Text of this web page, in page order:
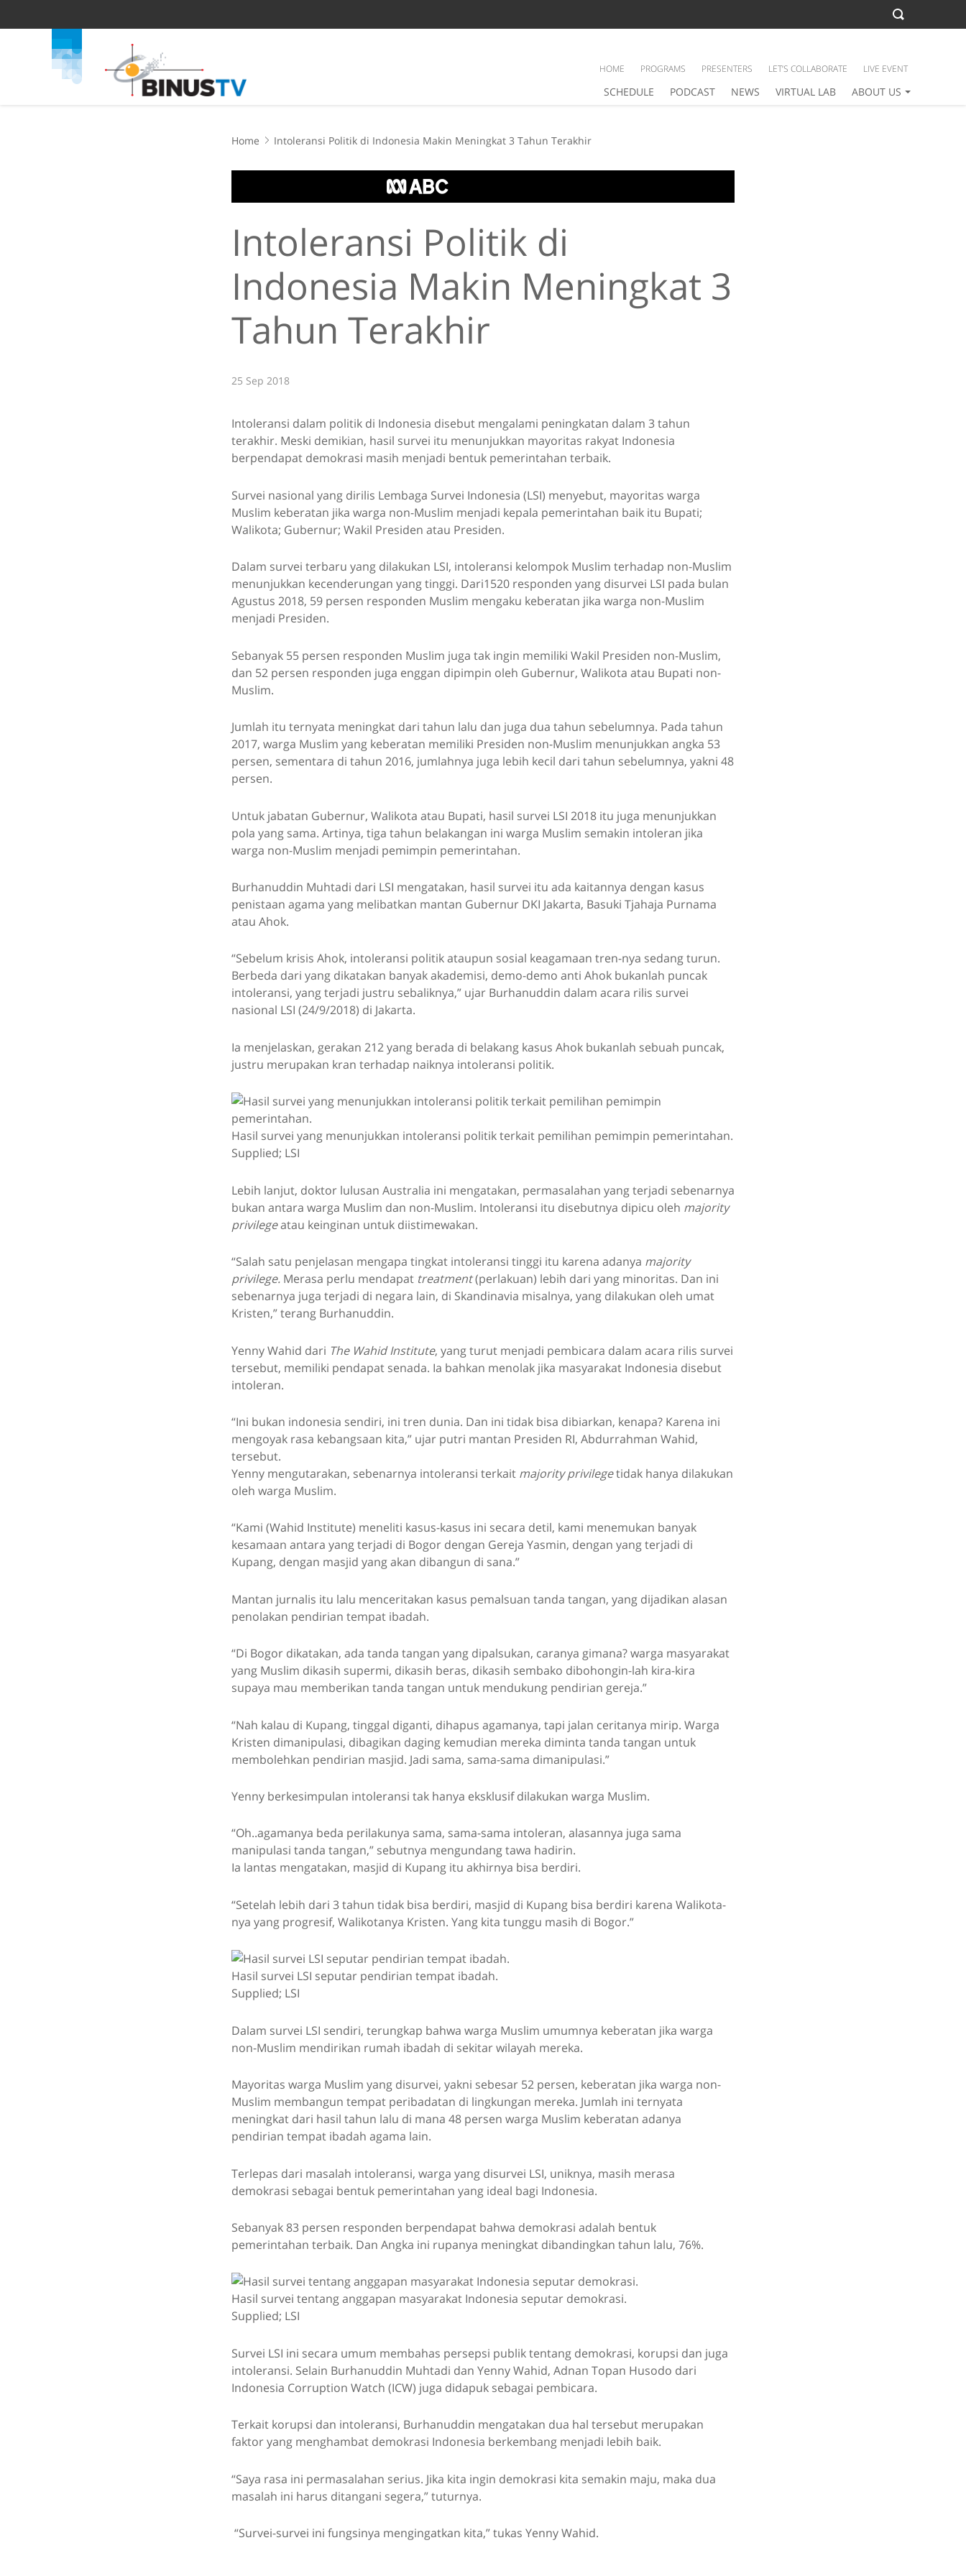
SCHEDULE PODCAST NEWS VIRTUAL LAB ABOUT US
HOME PROGRAMS PRESENTERS LET’S COLLABORATE LIVE EVENT
Home Intoleransi Politik di Indonesia Makin Meningkat 3 Tahun Terakhir
Intoleransi Politik di
Indonesia Makin Meningkat 3
Tahun Terakhir
25 Sep 2018
Intoleransi dalam politik di Indonesia disebut mengalami peningkatan dalam 3 tahun
terakhir. Meski demikian, hasil survei itu menunjukkan mayoritas rakyat Indonesia
berpendapat demokrasi masih menjadi bentuk pemerintahan terbaik.
Survei nasional yang dirilis Lembaga Survei Indonesia (LSI) menyebut, mayoritas warga
Muslim keberatan jika warga non-Muslim menjadi kepala pemerintahan baik itu Bupati;
Walikota; Gubernur; Wakil Presiden atau Presiden.
Dalam survei terbaru yang dilakukan LSI, intoleransi kelompok Muslim terhadap non-Muslim
menunjukkan kecenderungan yang tinggi. Dari1520 responden yang disurvei LSI pada bulan
Agustus 2018, 59 persen responden Muslim mengaku keberatan jika warga non-Muslim
menjadi Presiden.
Sebanyak 55 persen responden Muslim juga tak ingin memiliki Wakil Presiden non-Muslim,
dan 52 persen responden juga enggan dipimpin oleh Gubernur, Walikota atau Bupati non-
Muslim.
Jumlah itu ternyata meningkat dari tahun lalu dan juga dua tahun sebelumnya. Pada tahun
2017, warga Muslim yang keberatan memiliki Presiden non-Muslim menunjukkan angka 53
persen, sementara di tahun 2016, jumlahnya juga lebih kecil dari tahun sebelumnya, yakni 48
persen.
Untuk jabatan Gubernur, Walikota atau Bupati, hasil survei LSI 2018 itu juga menunjukkan
pola yang sama. Artinya, tiga tahun belakangan ini warga Muslim semakin intoleran jika
warga non-Muslim menjadi pemimpin pemerintahan.
Burhanuddin Muhtadi dari LSI mengatakan, hasil survei itu ada kaitannya dengan kasus
penistaan agama yang melibatkan mantan Gubernur DKI Jakarta, Basuki Tjahaja Purnama
atau Ahok.
“Sebelum krisis Ahok, intoleransi politik ataupun sosial keagamaan tren-nya sedang turun.
Berbeda dari yang dikatakan banyak akademisi, demo-demo anti Ahok bukanlah puncak
intoleransi, yang terjadi justru sebaliknya,” ujar Burhanuddin dalam acara rilis survei
nasional LSI (24/9/2018) di Jakarta.
Ia menjelaskan, gerakan 212 yang berada di belakang kasus Ahok bukanlah sebuah puncak,
justru merupakan kran terhadap naiknya intoleransi politik.
Hasil survei yang menunjukkan intoleransi politik terkait pemilihan pemimpin pemerintahan.
Supplied; LSI
Lebih lanjut, doktor lulusan Australia ini mengatakan, permasalahan yang terjadi sebenarnya
bukan antara warga Muslim dan non-Muslim. Intoleransi itu disebutnya dipicu oleh majority
privilegeatau keinginan untuk diistimewakan.
“Salah satu penjelasan mengapa tingkat intoleransi tinggi itu karena adanya majority
privilege. Merasa perlu mendapat treatment(perlakuan) lebih dari yang minoritas. Dan ini
sebenarnya juga terjadi di negara lain, di Skandinavia misalnya, yang dilakukan oleh umat
Kristen,” terang Burhanuddin.
Yenny Wahid dari The Wahid Institute, yang turut menjadi pembicara dalam acara rilis survei
tersebut, memiliki pendapat senada. Ia bahkan menolak jika masyarakat Indonesia disebut
intoleran.
“Ini bukan indonesia sendiri, ini tren dunia. Dan ini tidak bisa dibiarkan, kenapa? Karena ini
mengoyak rasa kebangsaan kita,” ujar putri mantan Presiden RI, Abdurrahman Wahid,
tersebut.
Yenny mengutarakan, sebenarnya intoleransi terkait majority privilegetidak hanya dilakukan
oleh warga Muslim.
“Kami (Wahid Institute) meneliti kasus-kasus ini secara detil, kami menemukan banyak
kesamaan antara yang terjadi di Bogor dengan Gereja Yasmin, dengan yang terjadi di
Kupang, dengan masjid yang akan dibangun di sana.”
Mantan jurnalis itu lalu menceritakan kasus pemalsuan tanda tangan, yang dijadikan alasan
penolakan pendirian tempat ibadah.
“Di Bogor dikatakan, ada tanda tangan yang dipalsukan, caranya gimana? warga masyarakat
yang Muslim dikasih supermi, dikasih beras, dikasih sembako dibohongin-lah kira-kira
supaya mau memberikan tanda tangan untuk mendukung pendirian gereja.”
“Nah kalau di Kupang, tinggal diganti, dihapus agamanya, tapi jalan ceritanya mirip. Warga
Kristen dimanipulasi, dibagikan daging kemudian mereka diminta tanda tangan untuk
membolehkan pendirian masjid. Jadi sama, sama-sama dimanipulasi.”
Yenny berkesimpulan intoleransi tak hanya eksklusif dilakukan warga Muslim.
“Oh..agamanya beda perilakunya sama, sama-sama intoleran, alasannya juga sama
manipulasi tanda tangan,” sebutnya mengundang tawa hadirin.
Ia lantas mengatakan, masjid di Kupang itu akhirnya bisa berdiri.
“Setelah lebih dari 3 tahun tidak bisa berdiri, masjid di Kupang bisa berdiri karena Walikota-
nya yang progresif, Walikotanya Kristen. Yang kita tunggu masih di Bogor.”
Hasil survei LSI seputar pendirian tempat ibadah.
Supplied; LSI
Dalam survei LSI sendiri, terungkap bahwa warga Muslim umumnya keberatan jika warga
non-Muslim mendirikan rumah ibadah di sekitar wilayah mereka.
Mayoritas warga Muslim yang disurvei, yakni sebesar 52 persen, keberatan jika warga non-
Muslim membangun tempat peribadatan di lingkungan mereka. Jumlah ini ternyata
meningkat dari hasil tahun lalu di mana 48 persen warga Muslim keberatan adanya
pendirian tempat ibadah agama lain.
Terlepas dari masalah intoleransi, warga yang disurvei LSI, uniknya, masih merasa
demokrasi sebagai bentuk pemerintahan yang ideal bagi Indonesia.
Sebanyak 83 persen responden berpendapat bahwa demokrasi adalah bentuk
pemerintahan terbaik. Dan Angka ini rupanya meningkat dibandingkan tahun lalu, 76%.
Hasil survei tentang anggapan masyarakat Indonesia seputar demokrasi.
Supplied; LSI
Survei LSI ini secara umum membahas persepsi publik tentang demokrasi, korupsi dan juga
intoleransi. Selain Burhanuddin Muhtadi dan Yenny Wahid, Adnan Topan Husodo dari
Indonesia Corruption Watch (ICW) juga didapuk sebagai pembicara.
Terkait korupsi dan intoleransi, Burhanuddin mengatakan dua hal tersebut merupakan
faktor yang menghambat demokrasi Indonesia berkembang menjadi lebih baik.
“Saya rasa ini permasalahan serius. Jika kita ingin demokrasi kita semakin maju, maka dua
masalah ini harus ditangani segera,” tuturnya.
“Survei-survei ini fungsinya mengingatkan kita,” tukas Yenny Wahid.